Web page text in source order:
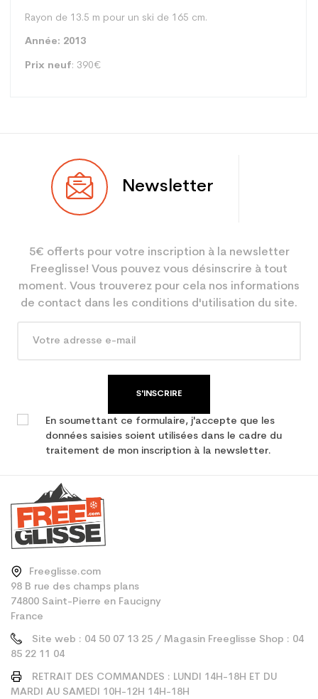
Rayon de 13.5 m pour un ski de 165 cm.
Année: 2013
Prix neuf: 390€
Utilisateur Mixte
Coloris Bleu
En achetant d'occasion :
Economie CO² (en kg)
3.9
Newsletter
5€ offerts pour votre inscription à la newsletter
Freeglisse! Vous pouvez vous désinscrire à tout
moment. Vous trouverez pour cela nos informations
de contact dans les conditions d'utilisation du site.
S'INSCRIRE
En soumettant ce formulaire, j'accepte que les
données saisies soient utilisées dans le cadre du
traitement de mon inscription à la newsletter.
Freeglisse.com
98 B rue des champs plans
74800 Saint-Pierre en Faucigny
France
Site web : 04 50 07 13 25 / Magasin Freeglisse Shop : 04
85 22 11 04
RETRAIT DES COMMANDES : LUNDI 14H-18H ET DU
MARDI AU SAMEDI 10H-12H 14H-18H